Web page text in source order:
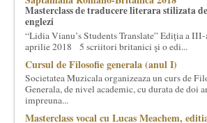
cei care il finantateaza sunt in rubricile de mai
Masterclass de traducere literara stilizata
englezi
“Lidia Vianu’s Students Translate” Ediția a
aprilie 2018 5 scriitori britanici şi o edi...
Cursul de Filosofie generala (anul I)
Societatea Muzicala organizeaza un curs de
Generala, de nivel academic, cu durata de doi
impreuna...
Masterclass vocal cu Lucas Meachem,